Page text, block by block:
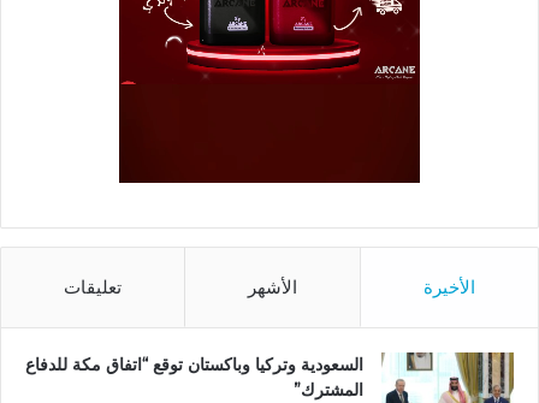
الأخيرة الأشهر تعليقات
السعودية وتركيا وباكستان توقع “اتفاق مكة للدفاع
المشترك”